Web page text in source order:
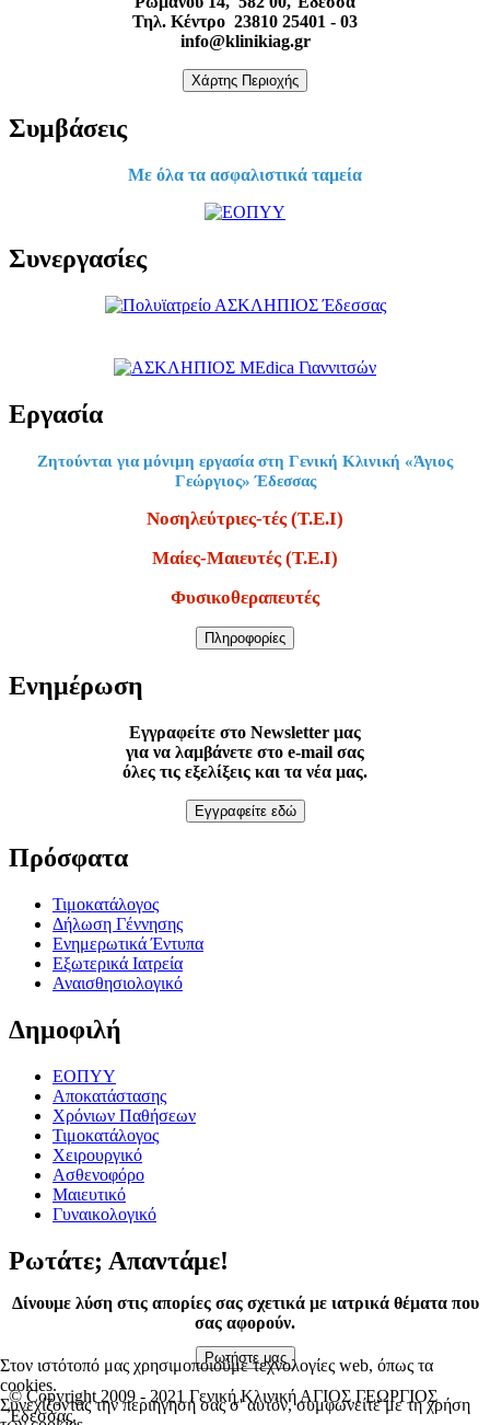
Τηλ. Κέντρο 23810 25401 - 03
info@klinikiag.gr
Χάρτης Περιοχής
Συμβάσεις
Με όλα τα ασφαλιστικά ταμεία
Συνεργασίες
Εργασία
Ζητούνται για μόνιμη εργασία στη Γενική Κλινική «Άγιος
Γεώργιος» Έδεσσας
Νοσηλεύτριες-τές (Τ.Ε.Ι)
Μαίες-Μαιευτές (Τ.Ε.Ι)
Φυσικοθεραπευτές
Πληροφορίες
Ενημέρωση
Εγγραφείτε στο Newsletter μας
για να λαμβάνετε στο e-mail σας
όλες τις εξελίξεις και τα νέα μας.
Εγγραφείτε εδώ
Πρόσφατα
Τιμοκατάλογος
Δήλωση Γέννησης
Ενημερωτικά Έντυπα
Εξωτερικά Ιατρεία
Αναισθησιολογικό
Δημοφιλή
ΕΟΠΥΥ
Αποκατάστασης
Χρόνιων Παθήσεων
Τιμοκατάλογος
Χειρουργικό
Ασθενοφόρο
Μαιευτικό
Γυναικολογικό
Ρωτάτε; Απαντάμε!
Δίνουμε λύση στις απορίες σας σχετικά με ιατρικά θέματα που
σας αφορούν.
Ρωτήστε μας
© Copyright 2009 - 2021 Γενική Κλινική ΑΓΙΟΣ ΓΕΩΡΓΙΟΣ
Έδεσσας.
Στον ιστότοπό μας χρησιμοποιούμε τεχνολογίες web, όπως τα
cookies.
Συνεχίζοντας την περιήγησή σας σ' αυτόν, συμφωνείτε με τη χρήση